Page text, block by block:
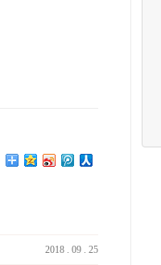
2018 . 09 . 25